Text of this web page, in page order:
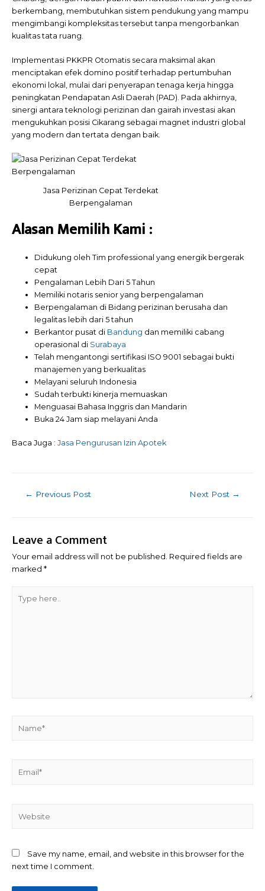
berkembang, membutuhkan sistem pendukung yang mampu
mengimbangi kompleksitas tersebut tanpa mengorbankan
kualitas tata ruang.
Implementasi PKKPR Otomatis secara maksimal akan
menciptakan efek domino positif terhadap pertumbuhan
ekonomi lokal, mulai dari penyerapan tenaga kerja hingga
peningkatan Pendapatan Asli Daerah (PAD). Pada akhirnya,
sinergi antara teknologi perizinan dan gairah investasi akan
mengukuhkan posisi Cikarang sebagai magnet industri global
yang modern dan tertata dengan baik.
Jasa Perizinan Cepat Terdekat
Berpengalaman
Alasan MemilihKami:
Didukung oleh Tim professional yang energik bergerak
cepat
Pengalaman Lebih Dari 5 Tahun
Memiliki notaris senior yang berpengalaman
Berpengalaman di Bidang perizinan berusaha dan
legalitas lebih dari 5 tahun
Berkantor pusat di Bandung dan memiliki cabang
operasional di Surabaya
Telah mengantongi sertifikasi ISO 9001 sebagai bukti
manajemen yang berkualitas
Melayani seluruh Indonesia
Sudah terbukti kinerja memuaskan
Menguasai Bahasa Inggris dan Mandarin
Buka 24 Jam siap melayani Anda
Baca Juga : Jasa Pengurusan Izin Apotek
Post
← Previous Post Next Post →
Leave a Comment
Your email address will not be published. Required fields are
marked *
here..
Save my name, email, and website in this browser for the
next time I comment.